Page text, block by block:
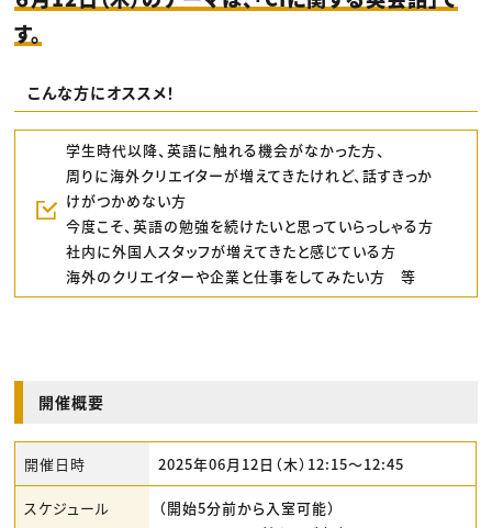
す。
こんな方にオススメ！
学生時代以降、英語に触れる機会がなかった方、
周りに海外クリエイターが増えてきたけれど、話すきっか
けがつかめない方
今度こそ、英語の勉強を続けたいと思っていらっしゃる方
社内に外国人スタッフが増えてきたと感じている方
海外のクリエイターや企業と仕事をしてみたい方 等
開催概要
開催日時 2025年06月12日（木）12:15〜12:45
スケジュール
（開始5分前から入室可能）